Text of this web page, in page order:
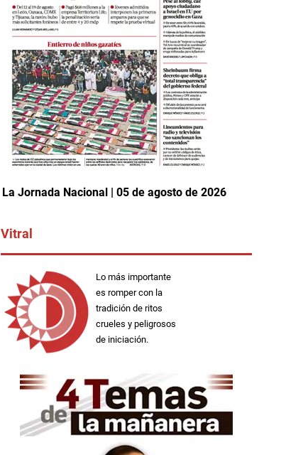
La Jornada Nacional | 05 de agosto de 2026
Vitral
Lo más importante
es romper con la
tradición de ritos
crueles y peligrosos
de iniciación.